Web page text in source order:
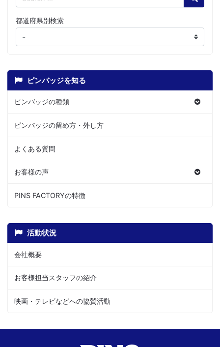
都道府県別検索
ピンバッジを知る
ピンバッジの種類
ピンバッジの留め方・外し方
よくある質問
お客様の声
PINS FACTORYの特徴
活動状況
会社概要
お客様担当スタッフの紹介
映画・テレビなどへの協賛活動